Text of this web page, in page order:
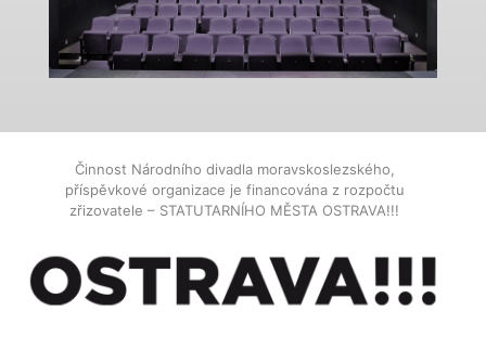
Činnost Národního divadla moravskoslezského,
příspěvkové organizace je financována z rozpočtu
zřizovatele – STATUTARNÍHO MĚSTA OSTRAVA!!!